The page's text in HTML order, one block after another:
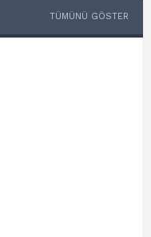
TÜMÜNÜ GÖSTER